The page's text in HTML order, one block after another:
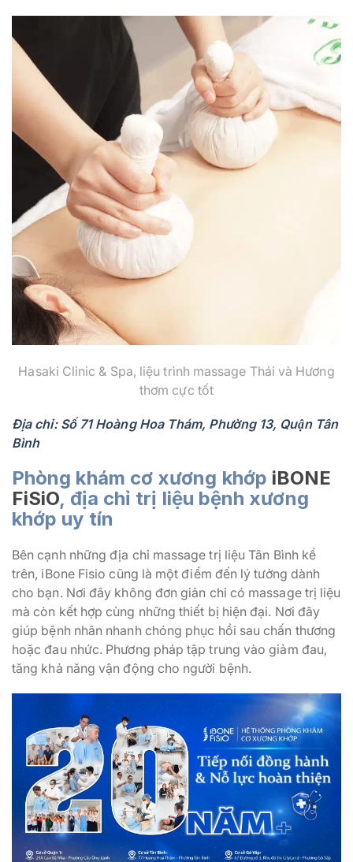
Hasaki Clinic & Spa, liệu trình massage Thái và Hương
thơm cực tốt
Địa chỉ: Số 71 Hoàng Hoa Thám, Phường 13, Quận Tân
Bình
Phòng khám cơ xương khớp iBONE
FiSiO, địa chỉ trị liệu bệnh xương
khớp uy tín
Bên cạnh những địa chỉ massage trị liệu Tân Bình kể
trên, iBone Fisio cũng là một điểm đến lý tưởng dành
cho bạn. Nơi đây không đơn giản chỉ có massage trị liệu
mà còn kết hợp cùng những thiết bị hiện đại. Nơi đây
giúp bệnh nhân nhanh chóng phục hồi sau chấn thương
hoặc đau nhức. Phương pháp tập trung vào giảm đau,
tăng khả năng vận động cho người bệnh.